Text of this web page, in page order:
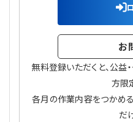
お
無料登録いただくと、公
方限
各月の作業内容をつかめ
だ